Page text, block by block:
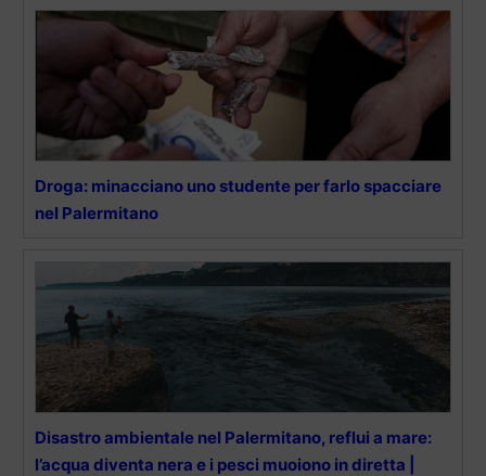
Droga: minacciano uno studente per farlo spacciare
nel Palermitano
Disastro ambientale nel Palermitano, reflui a mare:
l’acqua diventa nera e i pesci muoiono in diretta |